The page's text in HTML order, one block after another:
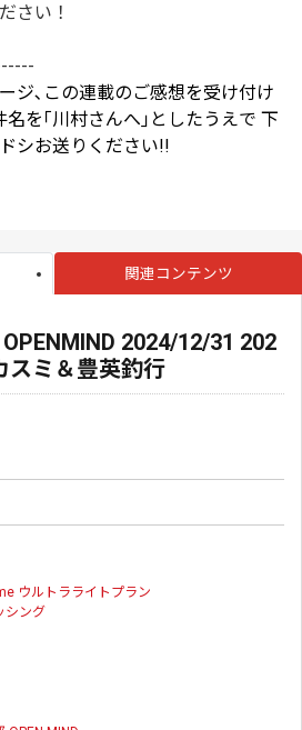
さい！
ジ､この連載のご感想を受け付け
を｢川村さんへ｣としたうえで 下
シお送りください!!
関連コンテンツ
2024/12/31 202
スミ＆豊英釣行
ウルトラライトプラン
シング